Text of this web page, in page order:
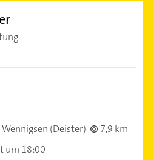
(Deister)
7,9 km
um 18:00